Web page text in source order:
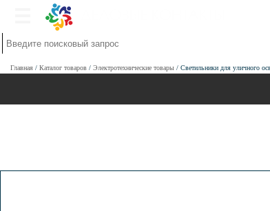
Главная Каталог товаров Электротехнические товары Светильники для уличного